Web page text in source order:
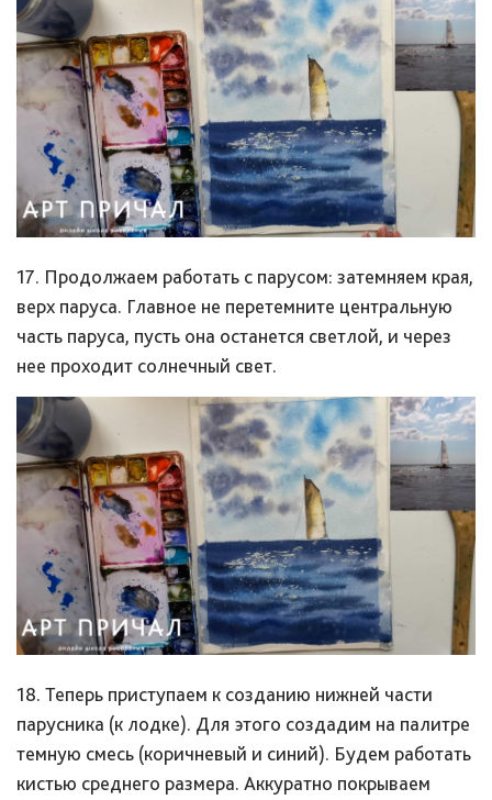
17. Продолжаем работать с парусом: затемняем края,
верх паруса. Главное не перетемните центральную
часть паруса, пусть она останется светлой, и через
нее проходит солнечный свет.
18. Теперь приступаем к созданию нижней части
парусника (к лодке). Для этого создадим на палитре
темную смесь (коричневый и синий). Будем работать
кистью среднего размера. Аккуратно покрываем